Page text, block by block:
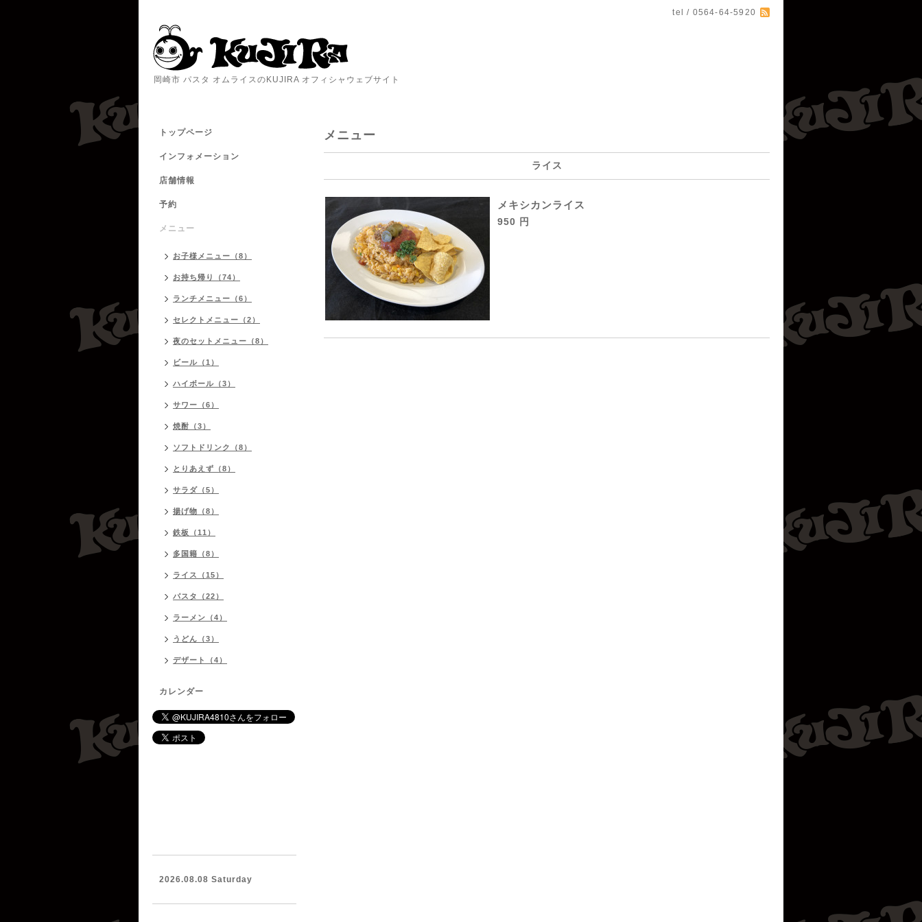
tel / 0564-64-5920
岡崎市 パスタ オムライスのKUJIRA オフィシャウェブサイト
メニュー
ライス
メキシカンライス
950 円
トップページ
インフォメーション
店舗情報
予約
メニュー
お子様メニュー（8）
お持ち帰り（74）
ランチメニュー（6）
セレクトメニュー（2）
夜のセットメニュー（8）
ビール（1）
ハイボール（3）
サワー（6）
焼酎（3）
ソフトドリンク（8）
とりあえず（8）
サラダ（5）
揚げ物（8）
鉄板（11）
多国籍（8）
ライス（15）
パスタ（22）
ラーメン（4）
うどん（3）
デザート（4）
カレンダー
2026.08.08 Saturday